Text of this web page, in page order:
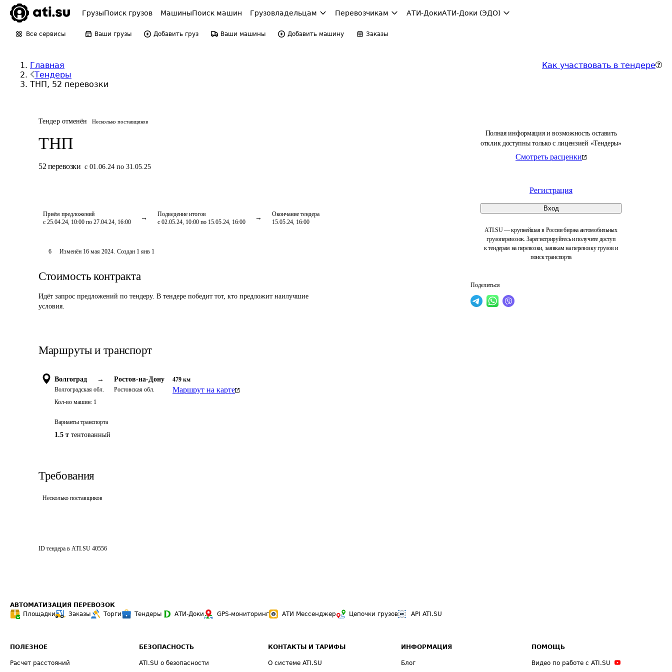
ГрузыПоиск грузов МашиныПоиск машин Грузовладельцам Перевозчикам АТИ-ДокиАТИ-Доки (ЭДО)
Все сервисы Ваши грузы Добавить груз Ваши машины Добавить машину Заказы
Главная
Тендеры
ТНП, 52 перевозки
Как участвовать в тендере
Тендер отменён Несколько поставщиков
ТНП
52 перевозки с 01.06.24 по 31.05.25
Приём предложений
с 25.04.24, 10:00 по 27.04.24, 16:00
Подведение итогов
с 02.05.24, 10:00 по 15.05.24, 16:00
Окончание тендера
15.05.24, 16:00
Полная информация и возможность оставить
отклик доступны только с лицензией «Тендеры»
Смотреть расценки
Регистрация
Вход
ATI.SU — крупнейшая в России биржа автомобильных
грузоперевозок. Зарегистрируйтесь и получите доступ
к тендерам на перевозки, заявкам на перевозку грузов и
поиск транспорта
Поделиться
6 Изменён 16 мая 2024. Создан 1 янв 1
Стоимость контракта
Идёт запрос предложений по тендеру. В тендере победит тот, кто предложит наилучшие
условия.
Маршруты и транспорт
Волгоград →
Волгоградская обл.
Ростов-на-Дону
Ростовская обл.
479 км
Маршрут на карте
Кол-во машин: 1
Варианты транспорта
1.5 т тентованный
Требования
Несколько поставщиков
ID тендера в ATI.SU 40556
АВТОМАТИЗАЦИЯ ПЕРЕВОЗОК
Площадки
Заказы Торги Тендеры АТИ-Доки GPS-мониторинг АТИ Мессенджер Цепочки грузов API ATI.SU
ПОЛЕЗНОЕ
Расчет расстояний
БЕЗОПАСНОСТЬ
ATI.SU о безопасности
КОНТАКТЫ И ТАРИФЫ
О системе ATI.SU
ИНФОРМАЦИЯ
Блог
ПОМОЩЬ
Видео по работе с ATI.SU